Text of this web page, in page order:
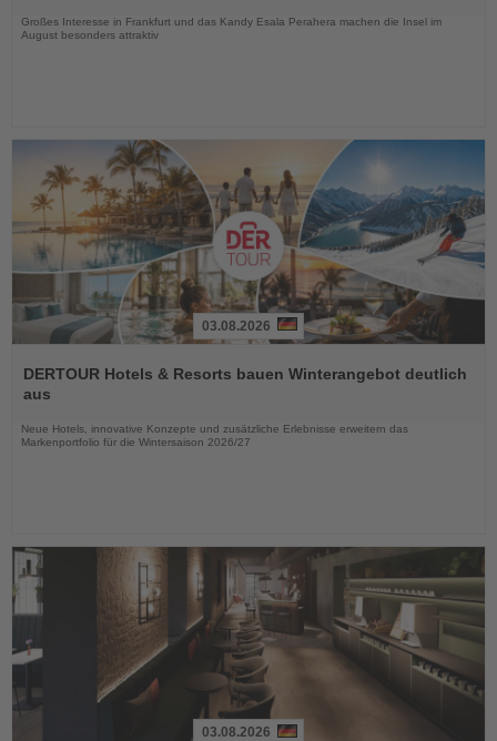
Großes Interesse in Frankfurt und das Kandy Esala Perahera machen die Insel im
August besonders attraktiv
Sie
die
03.08.2026
DERTOUR Hotels & Resorts bauen Winterangebot deutlich
aus
Neue Hotels, innovative Konzepte und zusätzliche Erlebnisse erweitern das
Markenportfolio für die Wintersaison 2026/27
03.08.2026